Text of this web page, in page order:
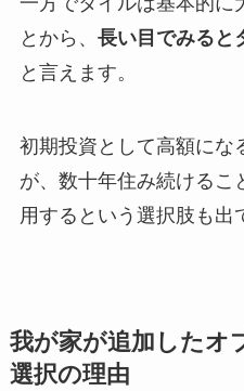
とから、 長い目でみると
と言えます。
初期投資として高額にな
が、数十年住み続けるこ
用するという選択肢も出
我が家が追加したオ
選択の理由